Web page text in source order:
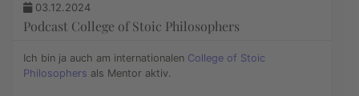
03.12.2024
Podcast College of Stoic Philosophers
Ich bin ja auch am internationalen College of Stoic
Philosophers als Mentor aktiv.